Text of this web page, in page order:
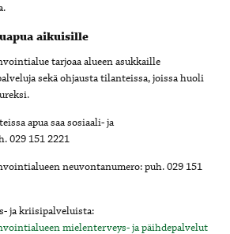
aikuisille
tarjoaa alueen asukkaille
sekä ohjausta tilanteissa, joissa huoli
apua saa sosiaali- ja
029 151 2221
neuvontanumero: puh. 029 151
ja kriisipalveluista:
mielenterveys- ja päihdepalvelut